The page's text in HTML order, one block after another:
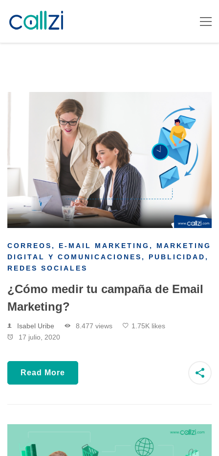
CORREOS , E-MAIL MARKETING , MARKETING
DIGITAL Y COMUNICACIONES , PUBLICIDAD ,
REDES SOCIALES
¿Cómo medir tu campaña de Email
Marketing?
Isabel Uribe 8.477 views
1.75K likes
17 julio, 2020
Read More